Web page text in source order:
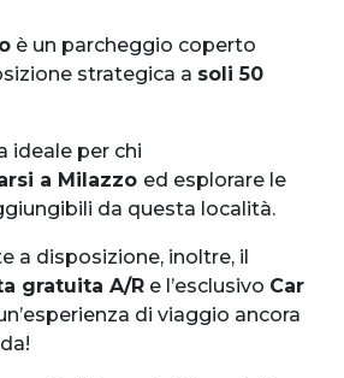
è un parcheggio coperto
strategica a soli 50
ideale per chi
a Milazzo ed esplorare le
da questa località.
a disposizione, inoltre, il
gratuita A/R e l’esclusivo Car
di viaggio ancora